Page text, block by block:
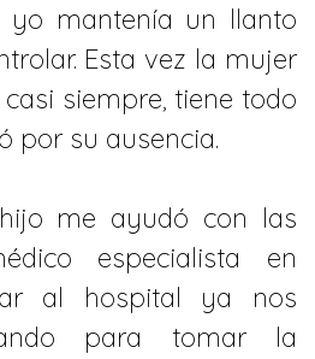
yo mantenía un llanto
Esta vez la mujer
siempre, tiene todo
por su ausencia.
me ayudó con las
especialista en
al hospital ya nos
para tomar la